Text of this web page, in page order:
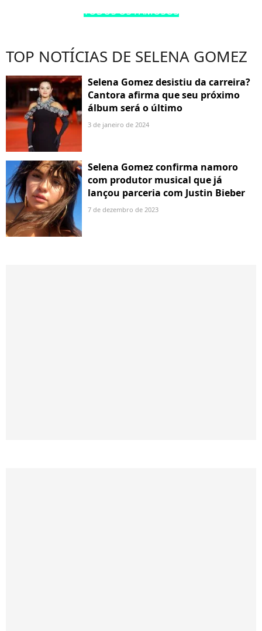
TODOS OS FAMOSOS
TOP NOTÍCIAS DE SELENA GOMEZ
Selena Gomez desistiu da carreira?
Cantora afirma que seu próximo
álbum será o último
3 de janeiro de 2024
Selena Gomez confirma namoro
com produtor musical que já
lançou parceria com Justin Bieber
7 de dezembro de 2023